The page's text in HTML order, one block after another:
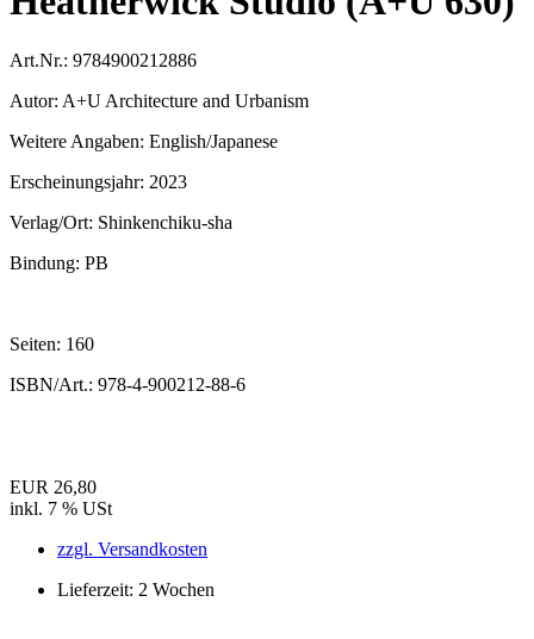
Art.Nr.: 9784900212886
Autor: A+U Architecture and Urbanism
Weitere Angaben: English/Japanese
Erscheinungsjahr: 2023
Verlag/Ort: Shinkenchiku-sha
Bindung: PB
Seiten: 160
ISBN/Art.: 978-4-900212-88-6
EUR 26,80
inkl. 7 % USt
zzgl. Versandkosten
Lieferzeit: 2 Wochen